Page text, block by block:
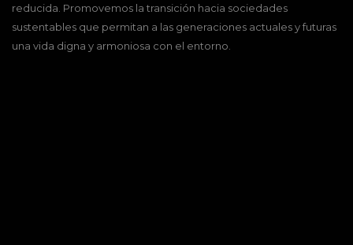
reducida. Promovemos la transición hacia sociedades
sustentables que permitan a las generaciones actuales y futuras
una vida digna y armoniosa con el entorno.